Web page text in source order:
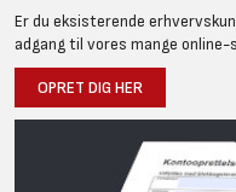
Er du eksisterende
adgang til vores mange
OPRET DIG HER